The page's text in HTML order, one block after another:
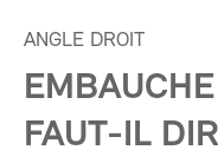
ANGLE DROIT
FAUT-IL